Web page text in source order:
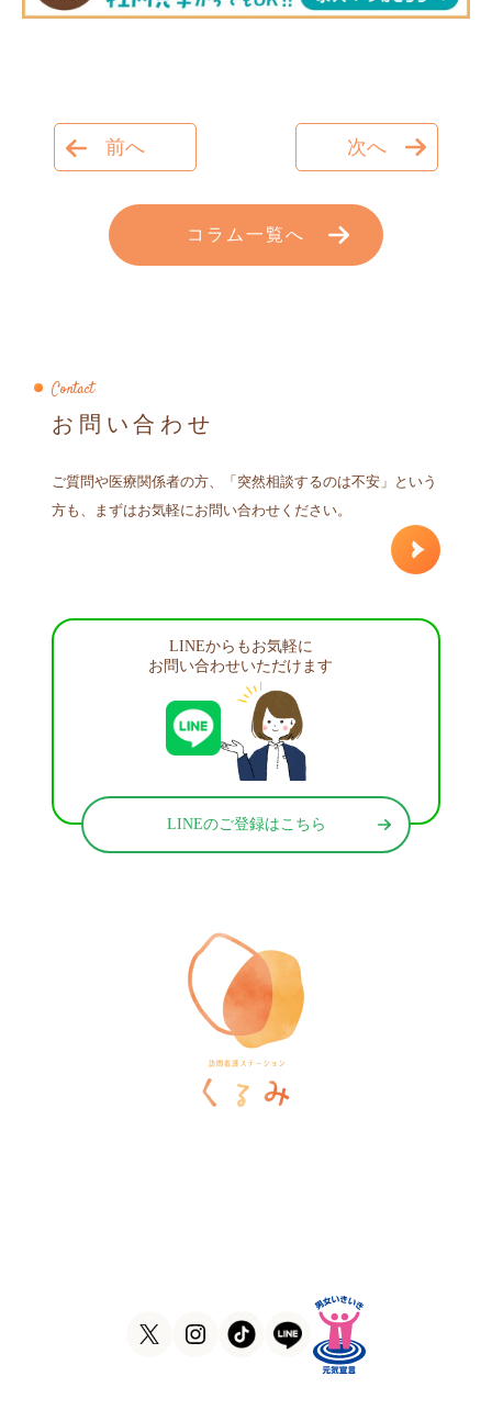
前へ 次へ
コラム一覧へ
Contact
お問い合わせ
ご質問や医療関係者の方、「突然相談するのは不安」という
方も、まずはお気軽にお問い合わせください。
LINEからもお気軽に
お問い合わせいただけます
LINEのご登録はこちら